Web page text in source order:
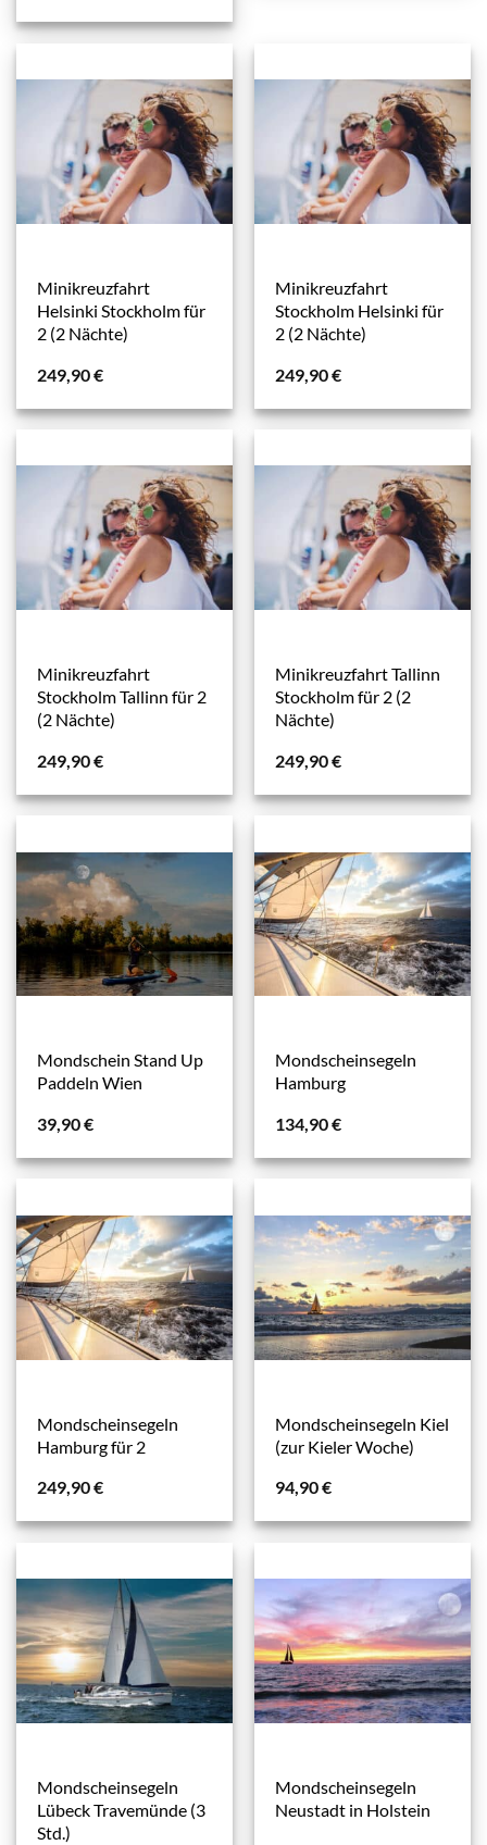
Minikreuzfahrt
Helsinki Stockholm für
2 (2 Nächte)
249,90€
Minikreuzfahrt
Stockholm Helsinki für
2 (2 Nächte)
249,90€
Minikreuzfahrt
Stockholm Tallinn für 2
(2 Nächte)
249,90€
Minikreuzfahrt Tallinn
Stockholm für 2 (2
Nächte)
249,90€
Mondschein Stand Up
Paddeln Wien
39,90€
Mondscheinsegeln
Hamburg
134,90€
Mondscheinsegeln
Hamburg für 2
249,90€
Mondscheinsegeln Kiel
(zur Kieler Woche)
94,90€
Mondscheinsegeln
Lübeck Travemünde (3
Std.)
Mondscheinsegeln
Neustadt in Holstein